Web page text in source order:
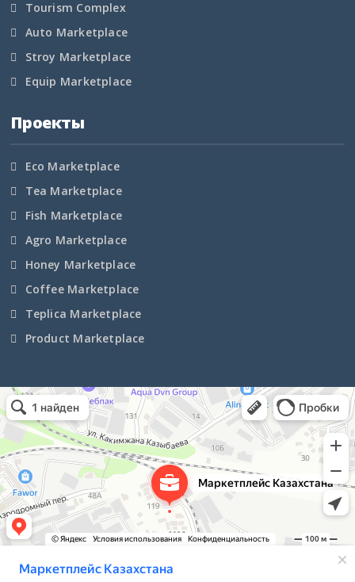
Tourism Complex
Auto Marketplace
Stroy Marketplace
Equip Marketplace
Проекты
Eco Marketplace
Tea Marketplace
Fish Marketplace
Agro Marketplace
Honey Marketplace
Coffee Marketplace
Teplica Marketplace
Product Marketplace
Маркетплейс Казахстана
Рекламное агентство в Алматы
Информационное агентство в Алматы